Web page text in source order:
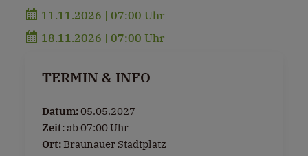
11.11.2026 | 07:00 Uhr
18.11.2026 | 07:00 Uhr
TERMIN & INFO
Datum:05.05.2027
Zeit: ab 07:00 Uhr
Ort: Braunauer Stadtplatz